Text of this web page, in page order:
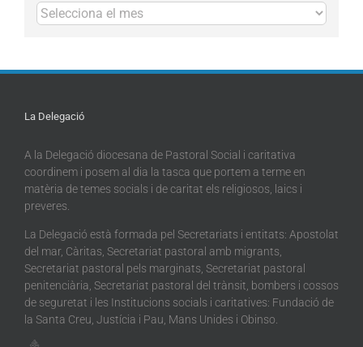
Arxius
La Delegació
A la Delegació diocesana de Pastoral Social i caritativa
coordinem i posem al dia la tasca que portem a terme en
matèria de temes socials i de caritat els religiosos, laics i
preveres.
La Delegació està formada pel Secretariats i entitats: Apostolat
del mar, Càritas, Secretariat pastoral amb migrants,
Secretariat pastoral pels marginats, Secretariat pastoral
penitenciària, Secretariat pastoral del trànsit, bombers i cossos
de seguretat i les Institucions socials i caritatives: Fundació de
la Santa Creu, Justícia i Pau, Mans Unides i Obinso.